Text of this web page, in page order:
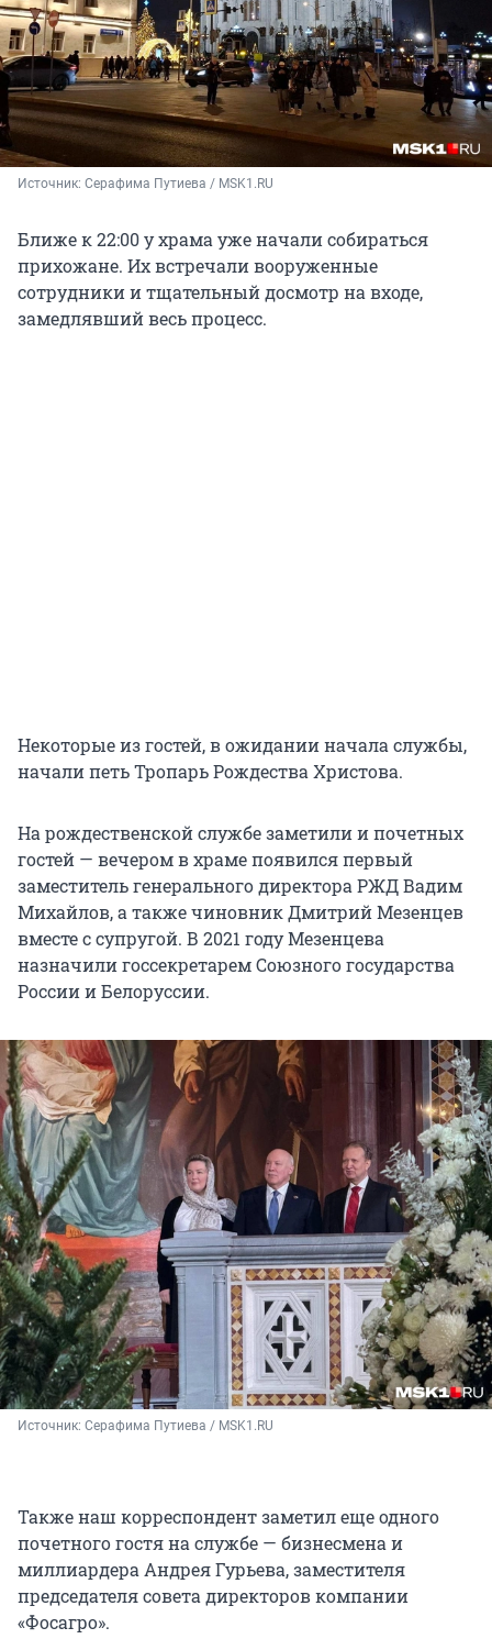
Источник: Серафима Путиева / MSK1.RU
Ближе к 22:00 у храма уже начали собираться
прихожане. Их встречали вооруженные
сотрудники и тщательный досмотр на входе,
замедлявший весь процесс.
Некоторые из гостей, в ожидании начала службы,
начали петь Тропарь Рождества Христова.
На рождественской службе заметили и почетных
гостей — вечером в храме появился первый
заместитель генерального директора РЖД Вадим
Михайлов, а также чиновник Дмитрий Мезенцев
вместе с супругой. В 2021 году Мезенцева
назначили госсекретарем Союзного государства
России и Белоруссии.
Источник: Серафима Путиева / MSK1.RU
Также наш корреспондент заметил еще одного
почетного гостя на службе — бизнесмена и
миллиардера Андрея Гурьева, заместителя
председателя совета директоров компании
«Фосагро».